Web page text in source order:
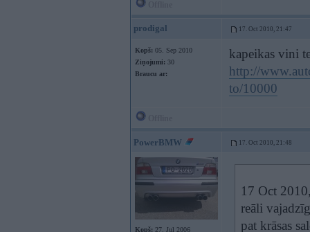
prodigal 17. Oct 2010, 21:47
Kopš: 05. Sep 2010
Ziņojumi: 30
Braucu ar:
kapeikas vini
http://
to/10000
PowerBMW 17. Oct 2010, 21:48
Kopš: 27. Jul 2006
17 Oct
reāli
pat krāsas